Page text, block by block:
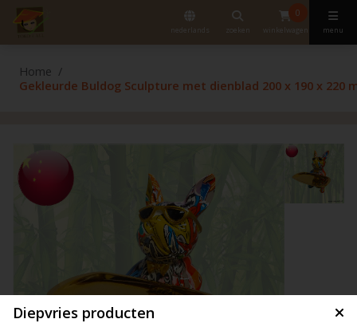
nederlands zoeken
0
winkelwagen menu
Diepvries producten
Home
Gekleurde Buldog Sculpture met dienblad 200 x 190 x 220